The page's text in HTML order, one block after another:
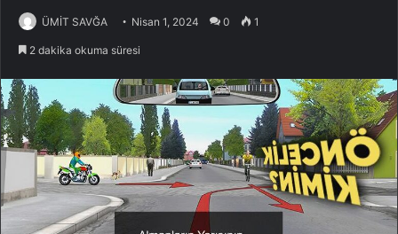
ÜMİT SAVĞA Nisan 1, 2024 0 1
2 dakika okuma süresi